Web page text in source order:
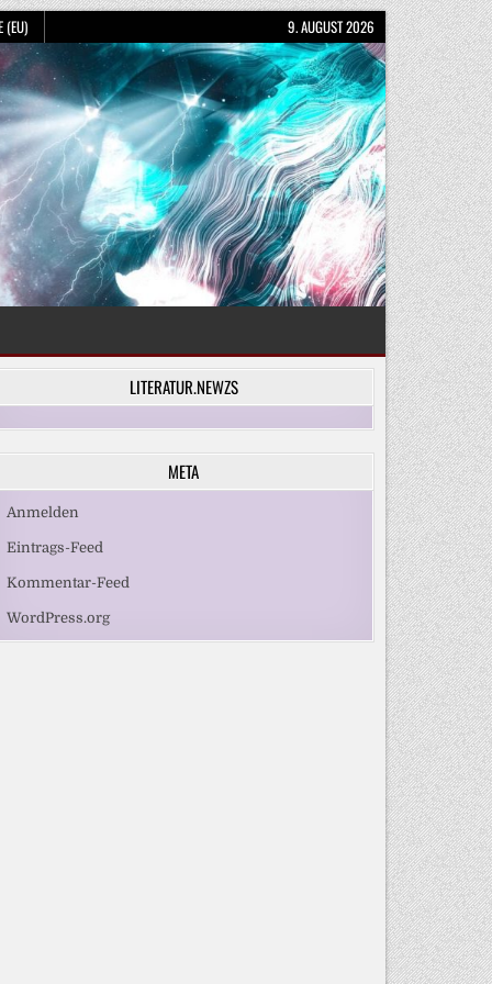
(EU) 9. AUGUST 2026
LITERATUR.NEWZS
META
Anmelden
Eintrags-Feed
Kommentar-Feed
WordPress.org